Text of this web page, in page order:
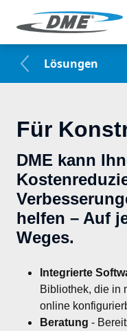
Lösungen
Für
DME kann
helfen – Auf
Weges.
Integrierte
Bibliothek, die in
online
Beratung -